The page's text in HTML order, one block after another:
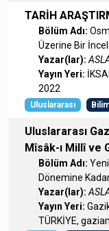
TARİH
Bölüm Adı:
Üzerine Bir
Yazar(lar):
Yayın Yeri:
2022
Uluslararası
Uluslararası
Mîsâk-ı Millî ve
Bölüm Adı:
Dönemine
Yazar(lar):
Yayın Yeri:
TÜRKİYE,